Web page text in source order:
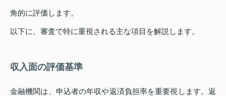
角的に評価します。
以下に、審査で特に重視される主な項目を解説します。
収入面の評価基準
金融機関は、申込者の年収や返済負担率を重要視します。返